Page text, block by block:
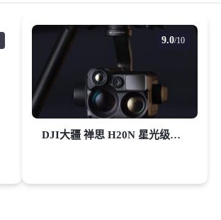
9.0/10
DJI大疆 禅思 H20N 星光级混合传感器